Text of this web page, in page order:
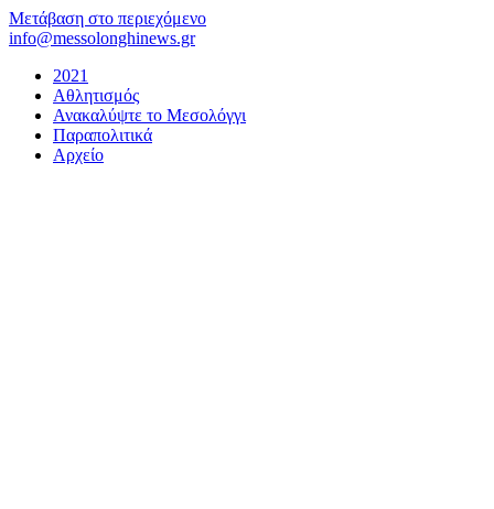
Μετάβαση στο περιεχόμενο
info@messolonghinews.gr
2021
Αθλητισμός
Ανακαλύψτε το Μεσολόγγι
Παραπολιτικά
Αρχείο